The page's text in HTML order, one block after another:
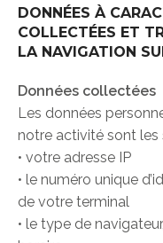
DONNÉES À
COLLECTÉES ET
LA NAVIGATION
Données collectées
Les données
notre activité sont les
• votre adresse IP
• le numéro unique
de votre terminal
• le type de